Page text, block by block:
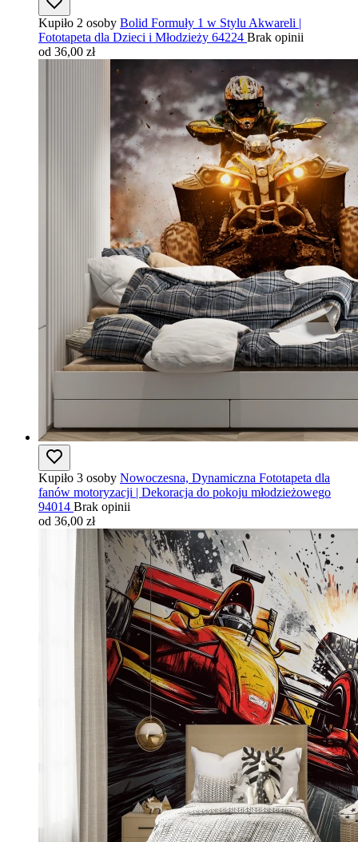
Kupiło 2 osoby Bolid Formuły 1 w Stylu Akwareli |
Fototapeta dla Dzieci i Młodzieży 64224 Brak opinii
od 36,00 zł
Kupiło 3 osoby Nowoczesna, Dynamiczna Fototapeta dla
fanów motoryzacji | Dekoracja do pokoju młodzieżowego
94014 Brak opinii
od 36,00 zł